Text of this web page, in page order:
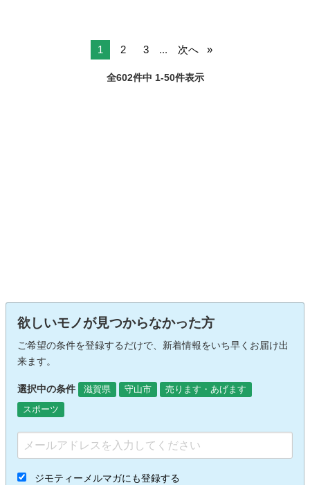
1 2 3 ... 次へ
全602件中 1-50件表示
欲しいモノが見つからなかった方
ご希望の条件を登録するだけで、新着情報をいち早くお届け出
来ます。
選択中の条件 滋賀県 守山市
売ります・あげます
スポーツ
ジモティーメルマガにも登録する